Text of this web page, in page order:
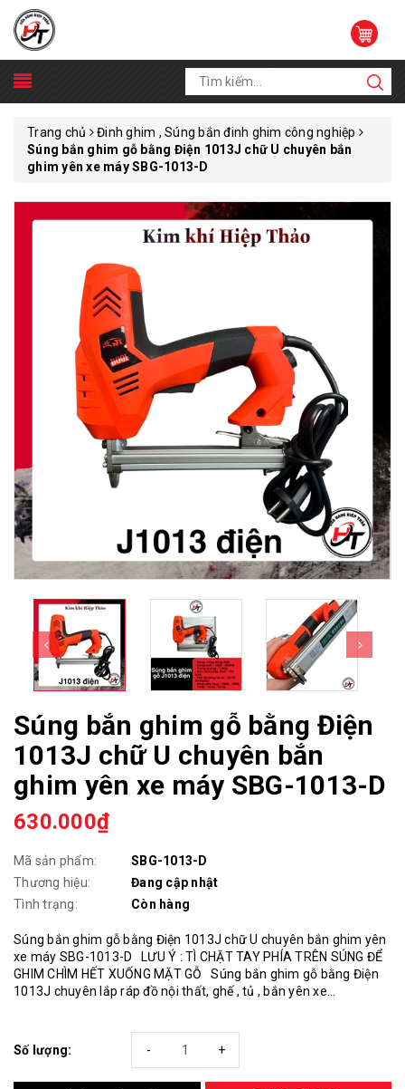
Trang chủ
Đinh ghim , Súng bắn đinh ghim công nghiệp
Súng bắn ghim gỗ bằng Điện 1013J chữ U chuyên bắn
ghim yên xe máy SBG-1013-D
Súng bắn ghim gỗ bằng Điện
1013J chữ U chuyên bắn
ghim yên xe máy SBG-1013-D
630.000₫
Mã sản phẩm:
SBG-1013-D
Thương hiệu:
Đang cập nhật
Tình trạng:
Còn hàng
Súng bắn ghim gỗ bằng Điện 1013J chữ U chuyên bắn ghim yên
xe máy SBG-1013-D LƯU Ý : TÌ CHẶT TAY PHÍA TRÊN SÚNG ĐỂ
GHIM CHÌM HẾT XUỐNG MẶT GỖ Súng bắn ghim gỗ bằng Điện
1013J chuyên lắp ráp đồ nội thất, ghế , tủ , bắn yên xe...
Số lượng: +
-